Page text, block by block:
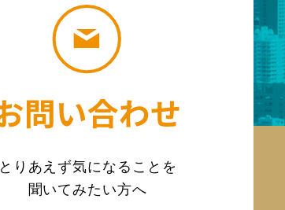
とりあえず気になることを
聞いてみたい方へ